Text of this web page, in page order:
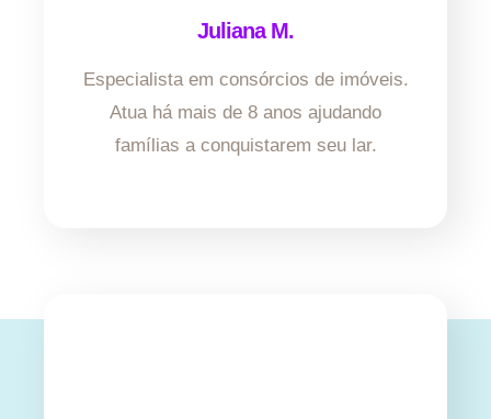
Juliana M.
Especialista em consórcios de imóveis.
Atua há mais de 8 anos ajudando
famílias a conquistarem seu lar.